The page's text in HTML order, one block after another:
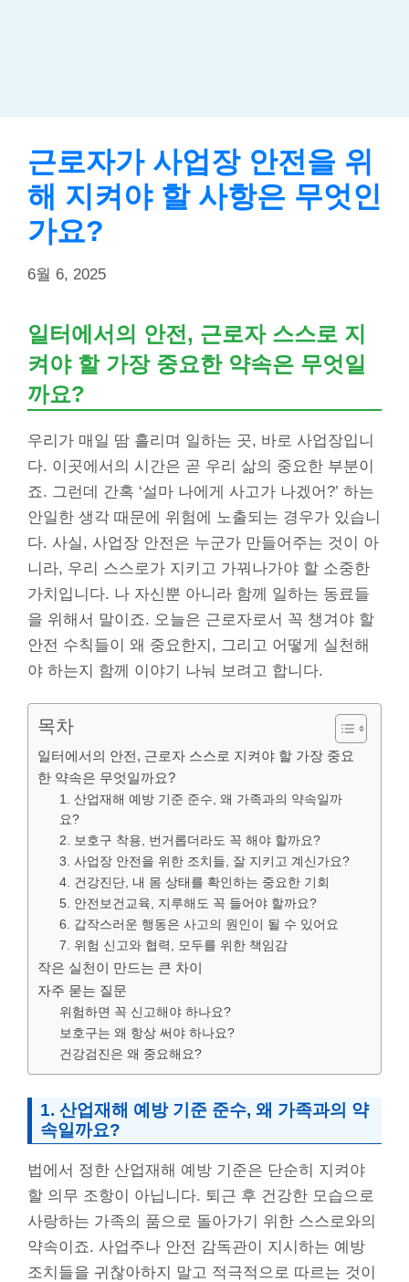
근로자가 사업장 안전을 위
해 지켜야 할 사항은 무엇인
가요?
6월 6, 2025
일터에서의 안전, 근로자 스스로 지
켜야 할 가장 중요한 약속은 무엇일
까요?
우리가 매일 땀 흘리며 일하는 곳, 바로 사업장입니
다. 이곳에서의 시간은 곧 우리 삶의 중요한 부분이
죠. 그런데 간혹 ‘설마 나에게 사고가 나겠어?’ 하는
안일한 생각 때문에 위험에 노출되는 경우가 있습니
다. 사실, 사업장 안전은 누군가 만들어주는 것이 아
니라, 우리 스스로가 지키고 가꿔나가야 할 소중한
가치입니다. 나 자신뿐 아니라 함께 일하는 동료들
을 위해서 말이죠. 오늘은 근로자로서 꼭 챙겨야 할
안전 수칙들이 왜 중요한지, 그리고 어떻게 실천해
야 하는지 함께 이야기 나눠 보려고 합니다.
목차
일터에서의 안전, 근로자 스스로 지켜야 할 가장 중요
한 약속은 무엇일까요?
1. 산업재해 예방 기준 준수, 왜 가족과의 약속일까
요?
2. 보호구 착용, 번거롭더라도 꼭 해야 할까요?
3. 사업장 안전을 위한 조치들, 잘 지키고 계신가요?
4. 건강진단, 내 몸 상태를 확인하는 중요한 기회
5. 안전보건교육, 지루해도 꼭 들어야 할까요?
6. 갑작스러운 행동은 사고의 원인이 될 수 있어요
7. 위험 신고와 협력, 모두를 위한 책임감
작은 실천이 만드는 큰 차이
자주 묻는 질문
위험하면 꼭 신고해야 하나요?
보호구는 왜 항상 써야 하나요?
건강검진은 왜 중요해요?
1. 산업재해 예방 기준 준수, 왜 가족과의 약
속일까요?
법에서 정한 산업재해 예방 기준은 단순히 지켜야
할 의무 조항이 아닙니다. 퇴근 후 건강한 모습으로
사랑하는 가족의 품으로 돌아가기 위한 스스로와의
약속이죠. 사업주나 안전 감독관이 지시하는 예방
조치들을 귀찮아하지 말고 적극적으로 따르는 것이